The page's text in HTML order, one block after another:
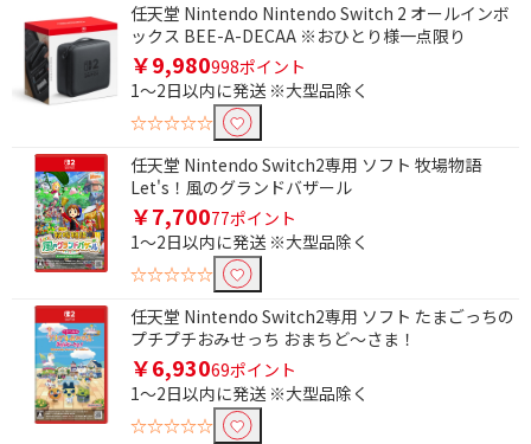
任天堂 Nintendo Nintendo Switch 2 オールインボ
ックス BEE-A-DECAA ※おひとり様一点限り
￥9,980998ポイント
1～2日以内に発送 ※大型品除く
☆☆☆☆☆
任天堂 Nintendo Switch2専用 ソフト 牧場物語
Let's！風のグランドバザール
￥7,70077ポイント
1～2日以内に発送 ※大型品除く
☆☆☆☆☆
任天堂 Nintendo Switch2専用 ソフト たまごっちの
プチプチおみせっち おまちど～さま！
￥6,93069ポイント
1～2日以内に発送 ※大型品除く
☆☆☆☆☆
条件で絞り込む
フリーワードで絞り込む
除外する
除外する にチェックを入れると、指定したワード
を除外して検索します。